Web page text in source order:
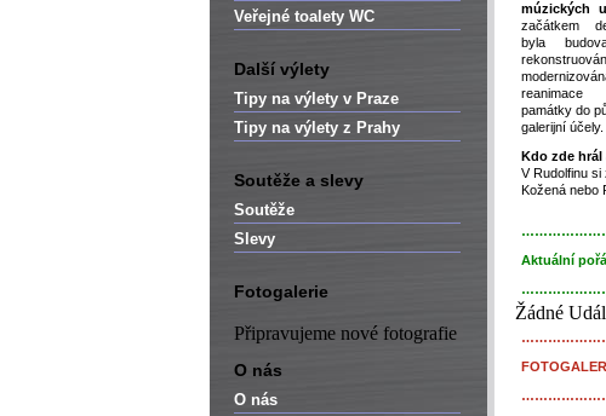
Veřejné toalety WC
Další výlety
Tipy na výlety v Praze
Tipy na výlety z Prahy
Soutěže a slevy
Soutěže
Slevy
Fotogalerie
Připravujeme nové fotografie
O nás
O nás
múzických
začátkem
byla
památky do
galerijní účely.
Kdo zde hrál
V Rudolfinu
Kožená nebo
Aktuální
Žádné